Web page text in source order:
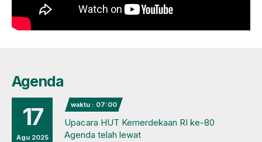
Agenda
17
Agu 2025
waktu : 07:00
Upacara HUT Kemerdekaan RI ke-80
Agenda telah lewat